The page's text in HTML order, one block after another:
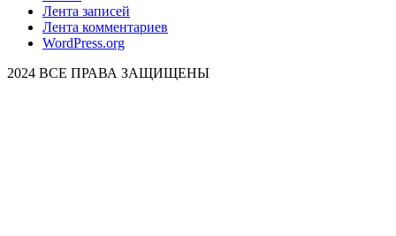
Лента записей
Лента комментариев
WordPress.org
2024 ВСЕ ПРАВА ЗАЩИЩЕНЫ